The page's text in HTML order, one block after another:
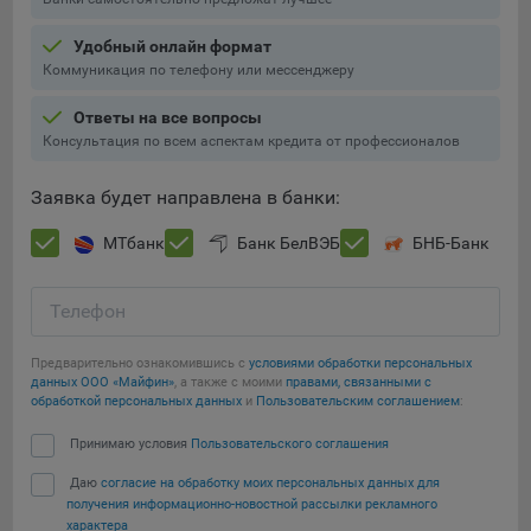
составить представление о тенденциях использования
сайта в целом. Общество использует информацию для
анализа трафика на сайтах.
аудитории и в рекламных целях, например Яндекс.Метрика,
Google Analytics.
Технические/Функциональные, хранятся не более года;
Необходимые для функционирования веб-аналитических
передаются третьим лицам, часть из которых хранятся во
Остальные - не более года.
определять предпочтения пользователей сайта, в том числе
наиболее и наименее популярные страницы и принимать
меры по совершенствованию работы сайта исходя из
предпочтений пользователей.
Сохранить мои изменения
Сохранить по умолчанию
Удобный онлайн формат
Коммуникация по телефону или мессенджеру
Ответы на все вопросы
Консультация по всем аспектам кредита от профессионалов
Заявка будет направлена в банки:
МТбанк Банк БелВЭБ БНБ-Банк
Телефон
Предварительно ознакомившись с условиями обработки персональных
данных ООО «Майфин», а также с моими правами, связанными с
обработкой персональных данных и Пользовательским соглашением:
Принимаю условия Пользовательского соглашения
Даю согласие на обработку моих персональных данных для
получения информационно-новостной рассылки рекламного
характера